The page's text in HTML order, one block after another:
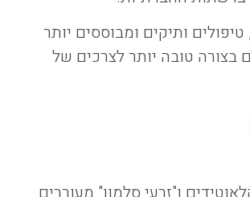
ותיקים ומבוססים יותר
בצורה טובה יותר לצרכים של
ו"זרעי סלמון" מעוררים